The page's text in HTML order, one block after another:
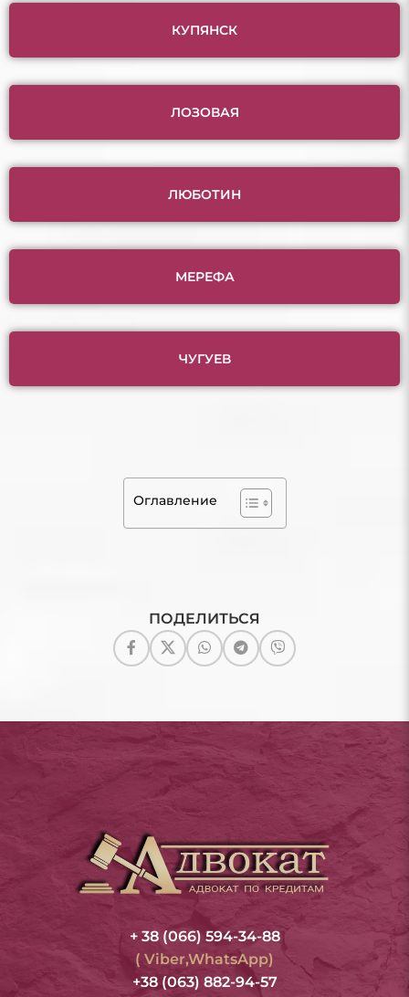
КУПЯНСК
ЛОЗОВАЯ
ЛЮБОТИН
МЕРЕФА
ЧУГУЕВ
Оглавление
ПОДЕЛИТЬСЯ
+ 38 (066) 594-34-88
( Viber,WhatsApp)
+38 (063) 882-94-57